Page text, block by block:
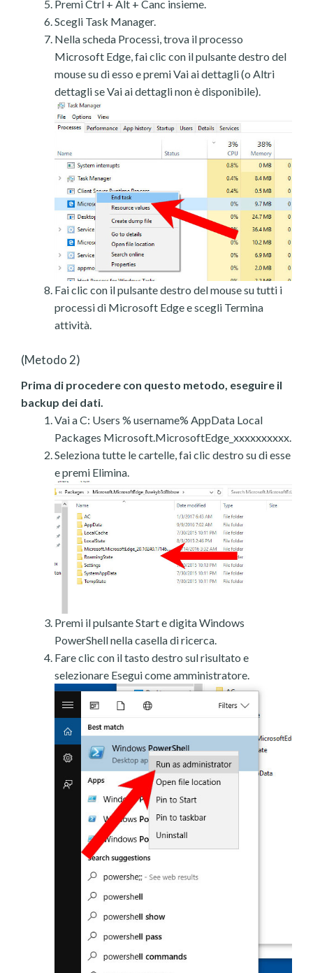
Premi Ctrl + Alt + Canc insieme.
Scegli Task Manager.
Nella scheda Processi, trova il processo
Microsoft Edge, fai clic con il pulsante destro del
mouse su di esso e premi Vai ai dettagli (o Altri
dettagli se Vai ai dettagli non è disponibile).
Fai clic con il pulsante destro del mouse su tutti i
processi di Microsoft Edge e scegli Termina
attività.
(Metodo 2)
Prima di procedere con questo metodo, eseguire il
backup dei dati.
Vai a C: Users % username% AppData Local
Packages Microsoft.MicrosoftEdge_xxxxxxxxxx.
Seleziona tutte le cartelle, fai clic destro su di esse
e premi Elimina.
Premi il pulsante Start e digita Windows
PowerShell nella casella di ricerca.
Fare clic con il tasto destro sul risultato e
selezionare Esegui come amministratore.